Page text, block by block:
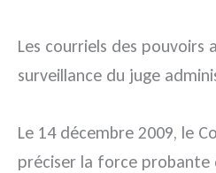
Les courriels des pouvoirs
surveillance du juge
Le 14 décembre 2009, le
préciser la force probante